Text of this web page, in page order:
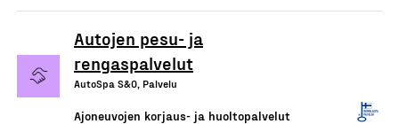
Autojen pesu- ja
rengaspalvelut
AutoSpa S&O, Palvelu
Ajoneuvojen korjaus- ja huoltopalvelut